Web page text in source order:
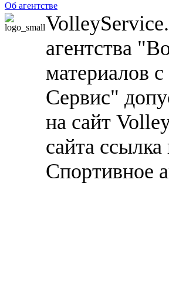
Об агентстве
агентства
материалов
Сервис"
на сайт
сайта
Спортивное